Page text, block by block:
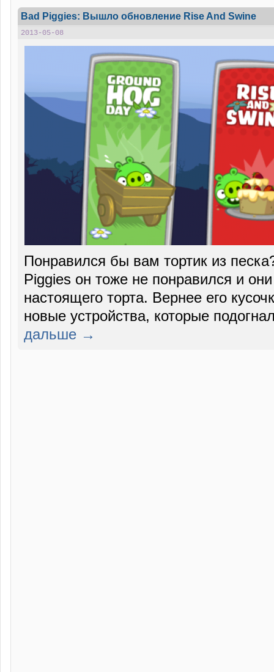
Bad Piggies: Вышло обновление Rise And Swine
2013-05-08
Понравился бы вам тортик из
Piggies он тоже не понравился и
настоящего торта. Вернее его
новые устройства, которые
дальше →